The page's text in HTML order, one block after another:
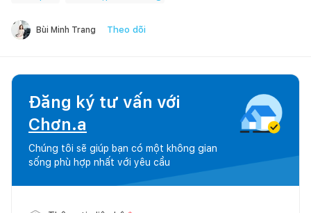
Bùi Minh Trang Theo dõi
Đăng ký tư vấn với
Chơn.a
Chúng tôi sẽ giúp bạn có một không gian
sống phù hợp nhất với yêu cầu